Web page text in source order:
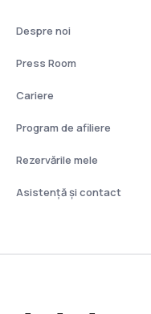
Despre noi
Press Room
Cariere
Program de afiliere
Rezervările mele
Asistenţă şi contact